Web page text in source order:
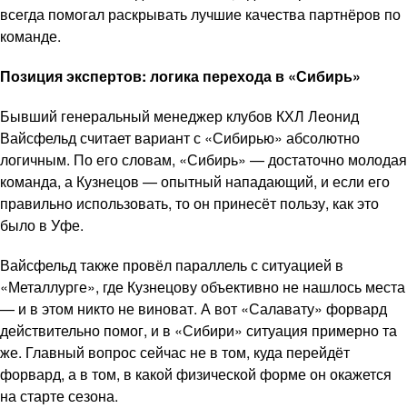
всегда помогал раскрывать лучшие качества партнёров по
команде.
Позиция экспертов: логика перехода в «Сибирь»
Бывший генеральный менеджер клубов КХЛ Леонид
Вайсфельд считает вариант с «Сибирью» абсолютно
логичным. По его словам, «Сибирь» — достаточно молодая
команда, а Кузнецов — опытный нападающий, и если его
правильно использовать, то он принесёт пользу, как это
было в Уфе.
Вайсфельд также провёл параллель с ситуацией в
«Металлурге», где Кузнецову объективно не нашлось места
— и в этом никто не виноват. А вот «Салавату» форвард
действительно помог, и в «Сибири» ситуация примерно та
же. Главный вопрос сейчас не в том, куда перейдёт
форвард, а в том, в какой физической форме он окажется
на старте сезона.